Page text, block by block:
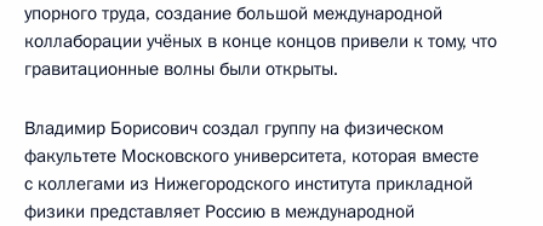
упорного труда, создание большой международной
коллаборации учёных в конце концов привели к тому, что
гравитационные волны были открыты.
Владимир Борисович создал группу на физическом
факультете Московского университета, которая вместе
с коллегами из Нижегородского института прикладной
физики представляет Россию в международной